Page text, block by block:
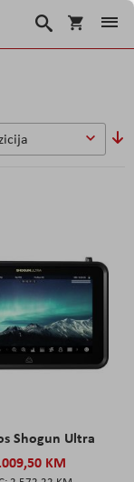
Korpa
Traži
Shogun Ultra
KM